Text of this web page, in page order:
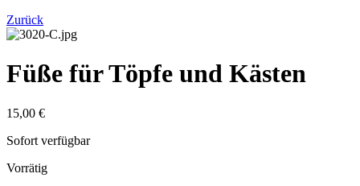
Zurück
Füße für Töpfe und Kästen
15,00 €
Sofort verfügbar
Vorrätig